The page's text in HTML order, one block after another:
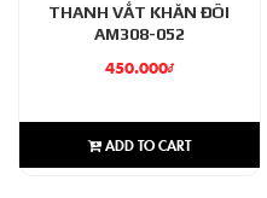
THANH VẮT KHĂN ĐÔI
AM308-052
450.000₫
ADD TO CART